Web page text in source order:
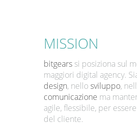
MISSION
bitgearssi posiziona sul
maggiori digital agency.
design, nellosviluppo,
comunicazione ma
agile, flessibile, per
del cliente.